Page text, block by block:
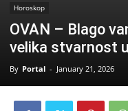
Horoskop
OVAN – Blago
velika stvarnost
By Portal - January 21, 2026